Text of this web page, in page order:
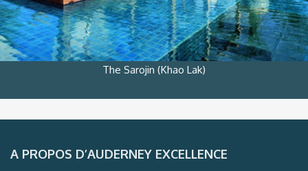
The Sarojin (Khao Lak)
A PROPOS D’AUDERNEY EXCELLENCE